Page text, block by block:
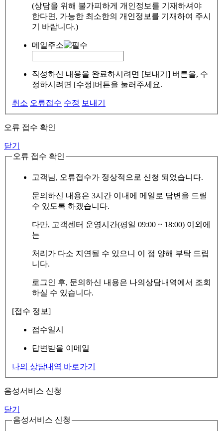
(상담을 위해 불가피하게 개인정보를 기재하셔야
한다면, 가능한 최소한의 개인정보를 기재하여 주시
기 바랍니다.)
메일주소
작성하신 내용을 완료하시려면 [보내기] 버튼을, 수
정하시려면 [수정]버튼을 눌러주세요.
취소 오류접수 수정 보내기
오류 접수 확인
닫기
오류 접수 확인
고객님, 오류접수가 정상적으로 신청 되었습니다.
문의하신 내용은 3시간 이내에 메일로 답변을 드릴
수 있도록 하겠습니다.
다만, 고객센터 운영시간(평일 09:00 ~ 18:00) 이외에
는
처리가 다소 지연될 수 있으니 이 점 양해 부탁 드립
니다.
로그인 후, 문의하신 내용은 나의상담내역에서 조회
하실 수 있습니다.
[접수 정보]
접수일시
답변받을 이메일
나의 상담내역 바로가기
음성서비스 신청
닫기
음성서비스 신청